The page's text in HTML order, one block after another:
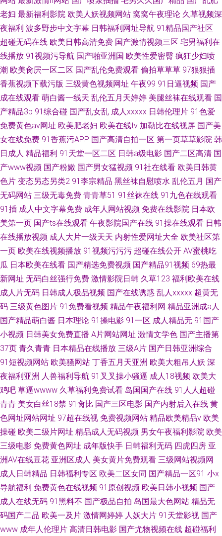
老妇 最新福利影院 欧美人妖视频网站 窝窝午夜理论 久草视频深
夜福利 波多野步中文字幕 日韩福利网址导航 91精品国产社区
超碰无码在线 欧美日韩高清免费 国产激情视频三区 宅男福利在
线播放 91视频污导航 国产啪亚洲国 欧美性爱密臀 疯狂少妇喷
潮 欧美肏屄一区二区 国产乱伦免费观看 偷拍草草草 97狠狠插
香蕉视频下载污版 三级黄色视频网址 午夜99 91日逼视频 国产
成在线观看 萌白酱一线天 乱伦五月天婷婷 美腿丝袜在线观看 国
产精品3p 91综合碰 国产乱女乱 成人xxxxx 日韩伦理片 91色爱
免费黄色av网址 欧美肥老妇 欧美在线tv 加勒比在线视屏 国产美
女在线免费 91香蕉污APP 国产高清自拍一区 第一页草草影院 韩
日成人 精品福利 91天堂一区二区 日韩a级电影 国产二区高清 国
产www视频 国产粉嫩 国产男女猛视频 91社在线看 欧美日韩黄
色片 变态另态另类2 91李宗精品 黑丝袜自慰喷水 乱伦五月 国产
无码网站 三级无毒免费 青青草51 91丝袜在线 91九色在线观看
91插 成人中文字幕免费 成年人网站视频 免费在线影院 日本欧
美第一页 国产ts在线观看 午夜影院国产在线 91操在线观看 日韩
在线播放视频 成人大片一级天天 内射性爱网址大全 欧美社区第
一页 欧美在线视频播放 91视频污污污 超碰在线公开 AV蜜桃吃
瓜 日本欧美在线看 国产精选免费视频 国产精品91视频 69热最
新网址 无码白丝强行免费 激情影院日韩 久草123 福利欧美在线
成人片无码 日韩成人极品视频 国产在线诱惑 乱人xxxxx 超黄无
码 三级黄色图片 91免费看视频 精品午夜福利网 精品亚洲成a人
国产精品萌白酱 日本理论 91操电影 91一区 成人精品无 91国产
小视频 日韩美女免费直播 A片网站网址 激情文学色 国产主播第
37页 青久青青 日本精品在线播放 三级A片 国产日韩亚洲综合
91短视频网站 欧美骚网站 丁香五月天亚洲 欧美大粗吊人妖 深
夜福利亚洲 人兽福利导航 91叉叉操小骚逼 成人18视频 欧美大
鸡吧 草逼wwww 久草福利免费试看 岛国国产在线 91人人超碰
青青 美女白丝18禁 91肏比 国产三区电影 国产内射后入在线 黄
色网址网站网址 97超在线视 免费视频网站 精品欧美精品v 欧美
操碰 欧美二级片网址 精品成人无码视频 男女午夜福利影院 欧美
三级电影 免费黄色网址 成年版快手 日韩福利无码 四虎四房 亚
洲AV在线豆花 亚洲区成人 美女黄片免费观看 三级网站视频网
成人日韩精品 日韩福利专区 欧美二区女同 国产精品一区91 小x
导航福利 免费黄色在线视频 91原创视频 欧美日韩小视频 国产
成人在线无码 91黑料不 国产极品自拍 岛国最大色网站 精品无
码国产二品 欧美一及片 激情网婷婷 人妖大片 91天堂影视 国产
www 成年人伦理片 高清日韩电影 国产尤物视频在线 超碰福利